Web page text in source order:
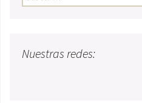
Nuestras redes: